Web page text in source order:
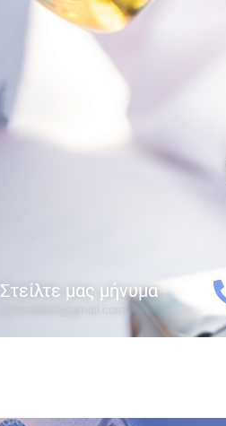
Στείλτε μας μήνυμα​
panmak335@gmail.com